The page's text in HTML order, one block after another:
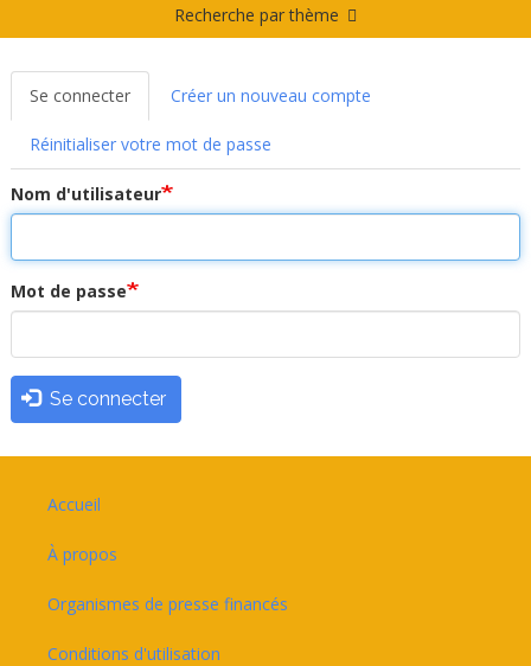
Recherche par thème
Onglets
principaux
Se connecter(onglet
actif)
Créer un nouveau compte
Réinitialiser votre mot de passe
Nom d'utilisateur
Mot de passe
Se connecter
Accueil
À propos
Organismes de presse financés
Conditions d'utilisation